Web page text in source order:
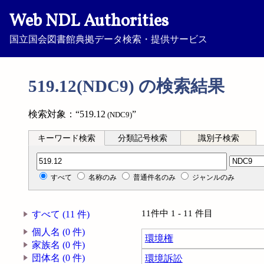
Web NDL Authorities
国立国会図書館典拠データ検索・提供サービス
519.12(NDC9) の検索結果
検索対象：“519.12 (NDC9)”
キーワード検索 分類記号検索 識別子検索
分類記号検索
すべて 名称のみ 普通件名のみ ジャンルのみ
すべて (11 件)
個人名 (0 件)
家族名 (0 件)
団体名 (0 件)
11件中 1 - 11 件目
環境権
環境訴訟